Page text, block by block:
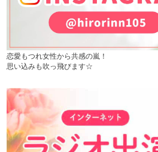
恋愛もつれ女性から共感の嵐！
思い込みも吹っ飛びます☆